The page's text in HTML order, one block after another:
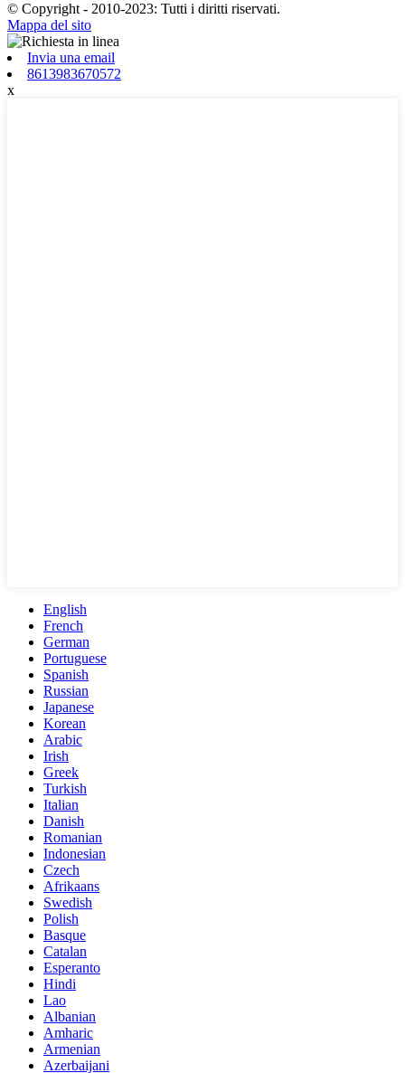
© Copyright - 2010-2023: Tutti i diritti riservati.
Mappa del sito
Invia una email
8613983670572
x
English
French
German
Portuguese
Spanish
Russian
Japanese
Korean
Arabic
Irish
Greek
Turkish
Italian
Danish
Romanian
Indonesian
Czech
Afrikaans
Swedish
Polish
Basque
Catalan
Esperanto
Hindi
Lao
Albanian
Amharic
Armenian
Azerbaijani